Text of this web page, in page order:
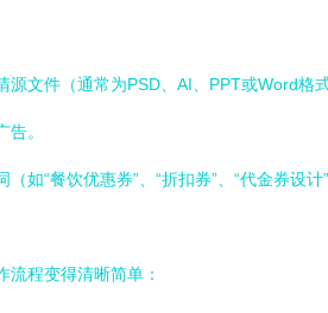
源文件（通常为PSD、AI、PPT或Word
。
如“餐饮优惠券”、“折扣券”、“代金券设
程变得清晰简单：